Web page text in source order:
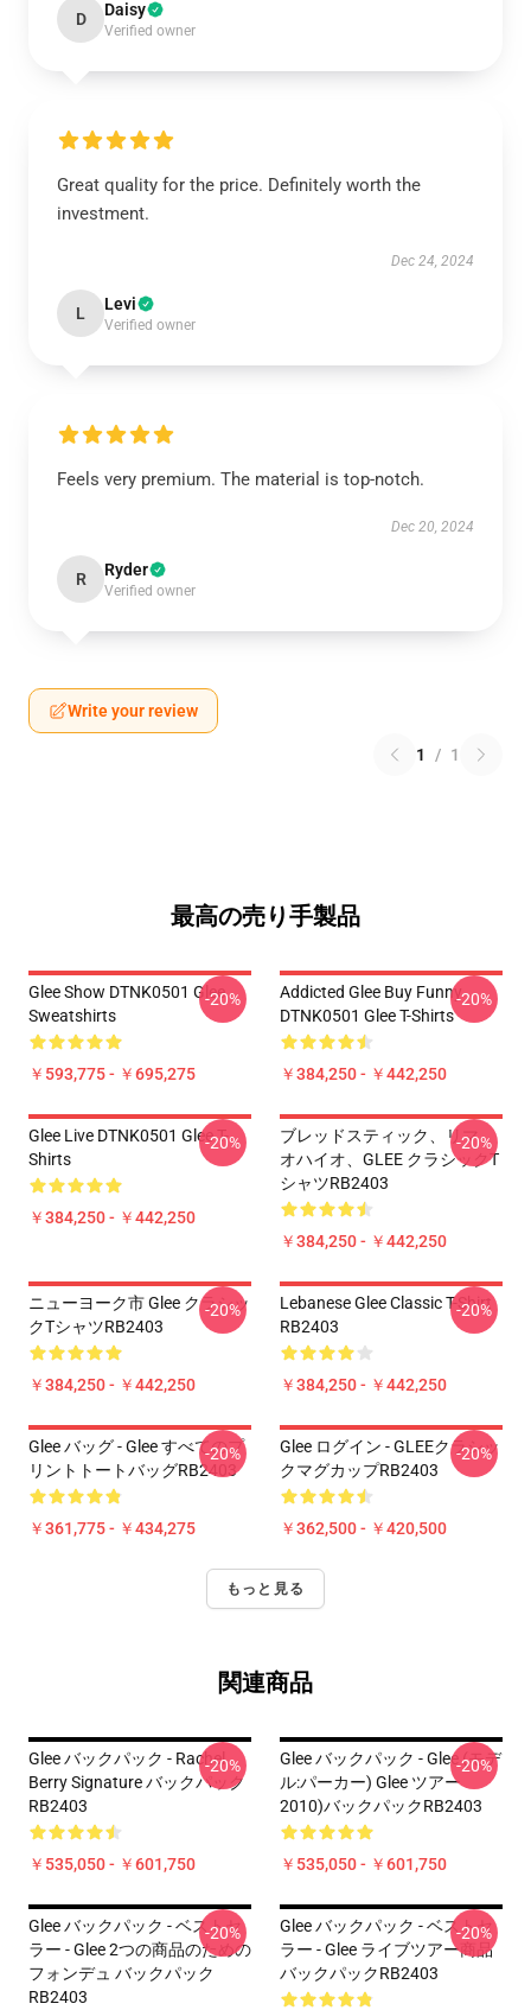
D Daisy
Verified owner
Great quality for the price. Definitely worth the
investment.
Dec 24, 2024
L Levi
Verified owner
Feels very premium. The material is top-notch.
Dec 20, 2024
R Ryder
Verified owner
Write your review
1 / 1
最高の売り手製品
Glee Show DTNK0501 Glee
Sweatshirts
￥593,775 - ￥695,275
-20%
Addicted Glee Buy Funny
DTNK0501 Glee T-Shirts
￥384,250 - ￥442,250
-20%
Glee Live DTNK0501 Glee T-
Shirts
￥384,250 - ￥442,250
-20%
ブレッドスティック、リマ、
オハイオ、GLEE クラシックT
シャツRB2403
￥384,250 - ￥442,250
-20%
ニューヨーク市 Glee クラシッ
クTシャツRB2403
￥384,250 - ￥442,250
-20%
Lebanese Glee Classic T-Shirt
RB2403
￥384,250 - ￥442,250
-20%
Glee バッグ - Glee すべてのプ
リントトートバッグRB2403
￥361,775 - ￥434,275
-20%
Glee ログイン - GLEEクラシッ
クマグカップRB2403
￥362,500 - ￥420,500
-20%
もっと見る
関連商品
Glee バックパック - Rachel
Berry Signature バックパック
RB2403
￥535,050 - ￥601,750
-20%
Glee バックパック - Glee (モデ
ル:パーカー) Glee ツアー
2010)バックパックRB2403
￥535,050 - ￥601,750
-20%
Glee バックパック - ベストセ
ラー - Glee 2つの商品のための
フォンデュ バックパック
RB2403
-20%
Glee バックパック - ベストセ
ラー - Glee ライブツアー商品
バックパックRB2403
-20%